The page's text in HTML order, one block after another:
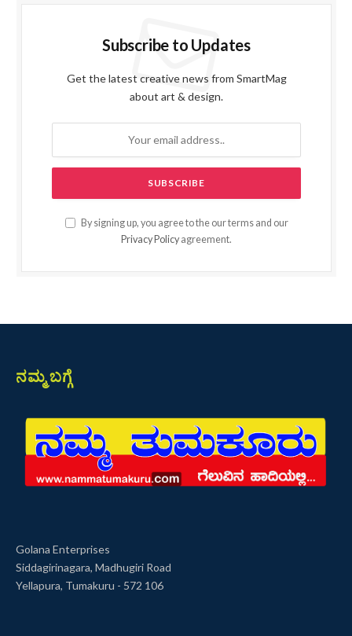
Subscribe to Updates
Get the latest creative news from SmartMag
about art & design.
By signing up, you agree to the our terms and our
Privacy Policy agreement.
ನಮ್ಮ ಬಗ್ಗೆ
Golana Enterprises
Siddagirinagara, Madhugiri Road
Yellapura, Tumakuru - 572 106